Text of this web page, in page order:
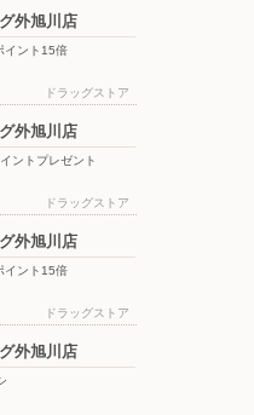
必ずもらえる！レノ
ア ビーズ剤 ポイ…
レジでスーパードラッグア
サヒポイントカードを…
外旭川店
イント15倍
ドラッグストア
外旭川店
ントプレゼント
ドラッグストア
外旭川店
イント15倍
ドラッグストア
外旭川店